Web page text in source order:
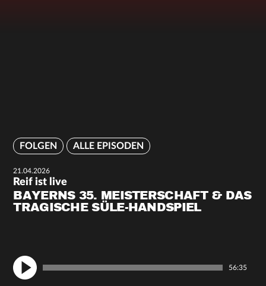
FOLGEN ALLE EPISODEN
21.04.2026
Reif ist live
BAYERNS 35. MEISTERSCHAFT & DAS
TRAGISCHE SÜLE-HANDSPIEL
56:35